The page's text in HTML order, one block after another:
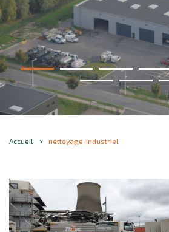
Accueil nettoyage-industriel